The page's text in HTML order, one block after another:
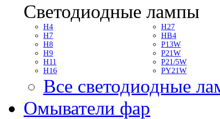
Светодиодные лампы
H4
H7
H8
H9
H11
H16
H27
HB4
P13W
P21W
P21/5W
PY21W
Все светодиодные
Омыватели фар